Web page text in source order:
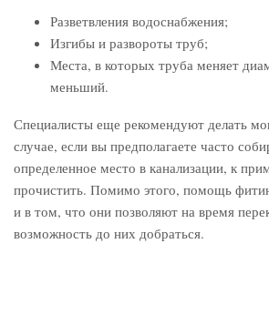
Разветвления водоснабжения;
Изгибы и развороты труб;
Места, в которых труба меняет
меньший.
Специалисты еще рекомендуют делать
случае, если вы предполагаете часто
определенное место в канализации, к
прочистить. Помимо этого, помощь
и в том, что они позволяют на время
возможность до них добраться.